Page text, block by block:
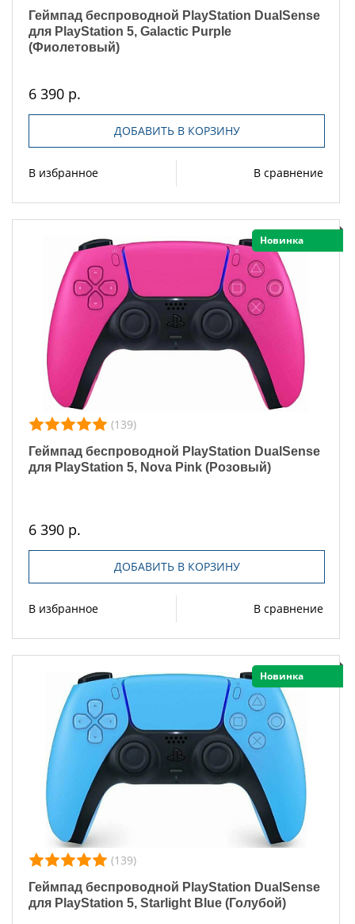
Геймпад беспроводной PlayStation DualSense
для PlayStation 5, Galactic Purple
(Фиолетовый)
6 390 р.
ДОБАВИТЬ В КОРЗИНУ
В избранное В сравнение
Новинка
(139)
Геймпад беспроводной PlayStation DualSense
для PlayStation 5, Nova Pink (Розовый)
6 390 р.
ДОБАВИТЬ В КОРЗИНУ
В избранное В сравнение
Новинка
(139)
Геймпад беспроводной PlayStation DualSense
для PlayStation 5, Starlight Blue (Голубой)